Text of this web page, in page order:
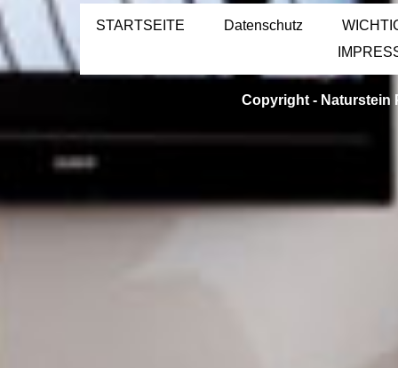
STARTSEITE Datenschutz
Copyright - Naturstein